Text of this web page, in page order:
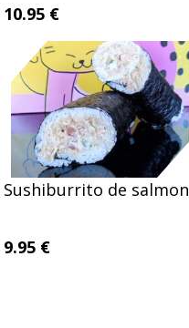
10.95 €
Sushiburrito de salmon
9.95 €